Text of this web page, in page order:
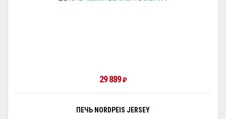
29 889₽
ПЕЧЬ NORDPEIS JERSEY